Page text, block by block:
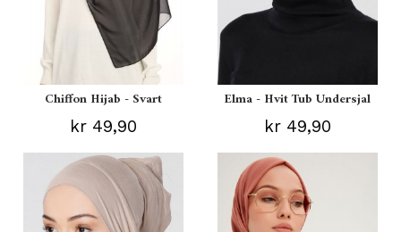
Chiffon Hijab - Svart
kr 49,90
Elma - Hvit Tub Undersjal
kr 49,90